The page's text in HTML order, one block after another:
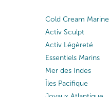
Cold Cream Marine
Activ Sculpt
Activ Légèreté
Essentiels Marins
Mer des Indes
Îles Pacifique